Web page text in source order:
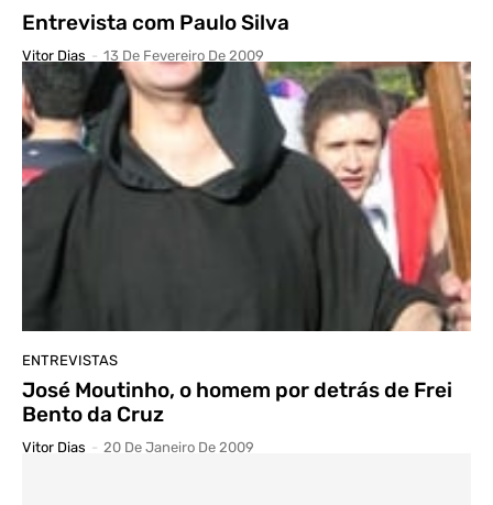
Entrevista com Paulo Silva
Vitor Dias - 13 De Fevereiro De 2009
ENTREVISTAS
José Moutinho, o homem por detrás de Frei
Bento da Cruz
Vitor Dias - 20 De Janeiro De 2009